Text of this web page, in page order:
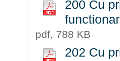
200 Cu
pdf, 788 KB
202 Cu